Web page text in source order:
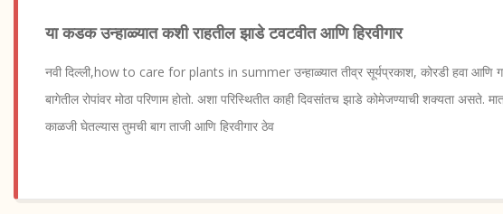
या कडक उन्हाळ्यात कशी राहतील झाडे टवटवीत आणि हिरवीगार
नवी दिल्ली,how to care for plants in summer उन्हाळ्यात तीव्र सूर्यप्रकाश, कोरडी हवा आणि
बागेतील रोपांवर मोठा परिणाम होतो. अशा परिस्थितीत काही दिवसांतच झाडे कोमेजण्याची शक्यता असते.
काळजी घेतल्यास तुमची बाग ताजी आणि हिरवीगार ठेव